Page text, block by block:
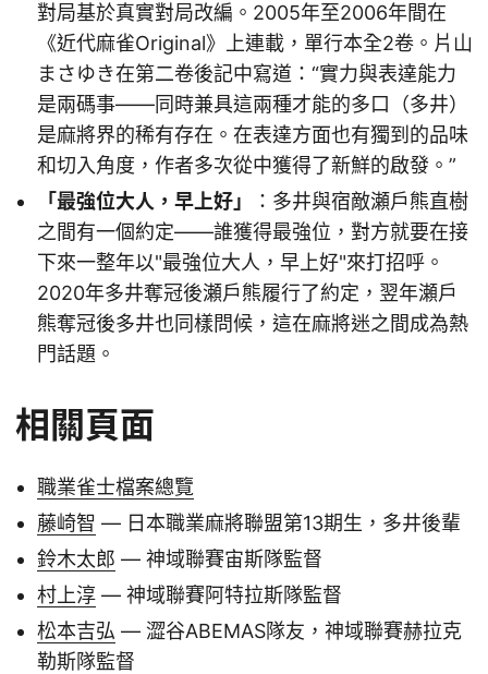
對局基於真實對局改編。2005年至2006年間在
《近代麻雀Original》上連載，單行本全2卷。片山
まさゆき在第二卷後記中寫道：“實力與表達能力
是兩碼事——同時兼具這兩種才能的多口（多井）
是麻將界的稀有存在。在表達方面也有獨到的品味
和切入角度，作者多次從中獲得了新鮮的啟發。”
「最強位大人，早上好」
：多井與宿敵瀬戶熊直樹
之間有一個約定——誰獲得最強位，對方就要在接
下來一整年以"最強位大人，早上好"來打招呼。
2020年多井奪冠後瀬戶熊履行了約定，翌年瀬戶
熊奪冠後多井也同樣問候，這在麻將迷之間成為熱
門話題。
相關頁面
職業雀士檔案總覽
藤崎智 — 日本職業麻將聯盟第13期生，多井後輩
鈴木太郎 — 神域聯賽宙斯隊監督
村上淳 — 神域聯賽阿特拉斯隊監督
松本吉弘 — 澀谷ABEMAS隊友，神域聯賽赫拉克
勒斯隊監督